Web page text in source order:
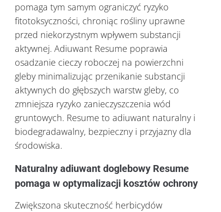
pomaga tym samym ograniczyć ryzyko
fitotoksyczności, chroniąc rośliny uprawne
przed niekorzystnym wpływem substancji
aktywnej. Adiuwant Resume poprawia
osadzanie cieczy roboczej na powierzchni
gleby minimalizując przenikanie substancji
aktywnych do głębszych warstw gleby, co
zmniejsza ryzyko zanieczyszczenia wód
gruntowych. Resume to adiuwant naturalny i
biodegradawalny, bezpieczny i przyjazny dla
środowiska.
Naturalny adiuwant doglebowy Resume
pomaga w optymalizacji kosztów ochrony
Zwiększona skuteczność herbicydów